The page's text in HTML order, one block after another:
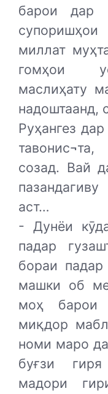
барои дар
миллат
гомҳои
маслиҳату
надоштаанд,
Руҳангез
созад. Вай
аст…
- Дунёи
падар
бораи
машки об
моҳ барои
миқдор
номи маро
буғзи
мадори